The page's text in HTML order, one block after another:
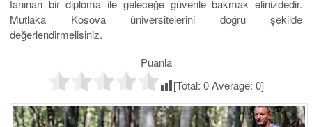
tanınan bir diploma ile geleceğe güvenle bakmak elinizdedir.
Mutlaka Kosova üniversitelerini doğru şekilde
değerlendirmelisiniz.
Puanla
[Total: 0Average: 0]